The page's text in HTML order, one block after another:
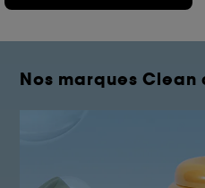
Nos marques Clean